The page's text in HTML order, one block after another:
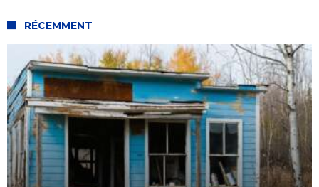
RÉCEMMENT